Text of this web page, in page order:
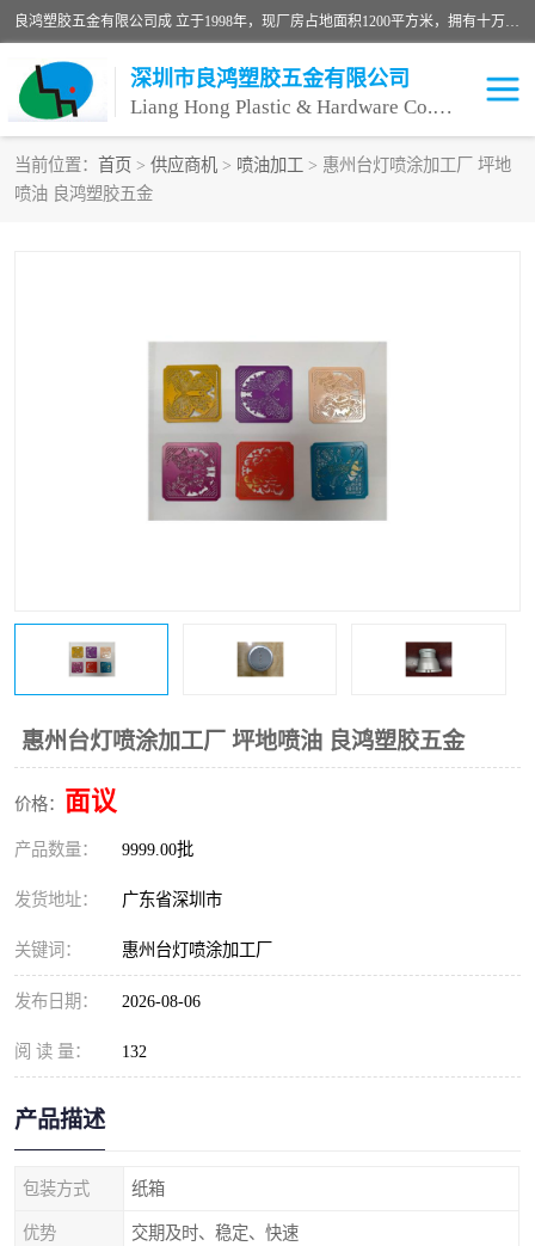
良鸿塑胶五金有限公司成 立于1998年，现厂房占地面积1200平方米，拥有十万级无尘车间，自动喷涂线1条，手动喷涂线2条，丝印移印滚印烫印拉线1条，本公司自建厂以来一直 以“顾客、品质、服务三个第一”为原则，从来货到处理、喷漆、烘烤、品检、包装等每一道工序都严格把持质量关，竭诚为广大朋友、客户服务。现如今已深得广 大客户信赖。
深圳市良鸿塑胶五金有限公司
Liang Hong Plastic & Hardware Co. Ltd
当前位置： 首页 > 供应商机 > 喷油加工 > 惠州台灯喷涂加工厂 坪地
喷油 良鸿塑胶五金
惠州台灯喷涂加工厂 坪地喷油 良鸿塑胶五金
价格： 面议
产品数量： 9999.00批
发货地址： 广东省深圳市
关键词： 惠州台灯喷涂加工厂
发布日期： 2026-08-06
阅 读 量： 132
产品描述
包装方式 纸箱
优势 交期及时、稳定、快速
喷油加工